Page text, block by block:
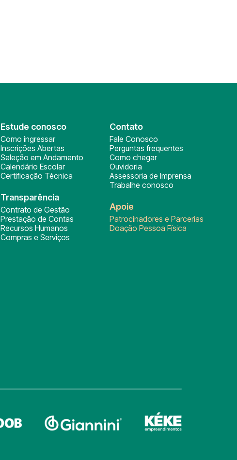
Estude conosco
Como ingressar
Inscrições Abertas
Seleção em Andamento
Calendário Escolar
Certificação Técnica
Transparência
Contrato de Gestão
Prestação de Contas
Recursos Humanos
Compras e Serviços
Contato
Fale Conosco
Perguntas frequentes
Como chegar
Ouvidoria
Assessoria de Imprensa
Trabalhe conosco
Apoie
Patrocinadores e Parcerias
Doação Pessoa Física